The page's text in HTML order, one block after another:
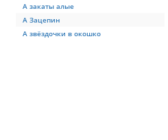
А закаты алые
А Зацепин
А звёздочки в окошко